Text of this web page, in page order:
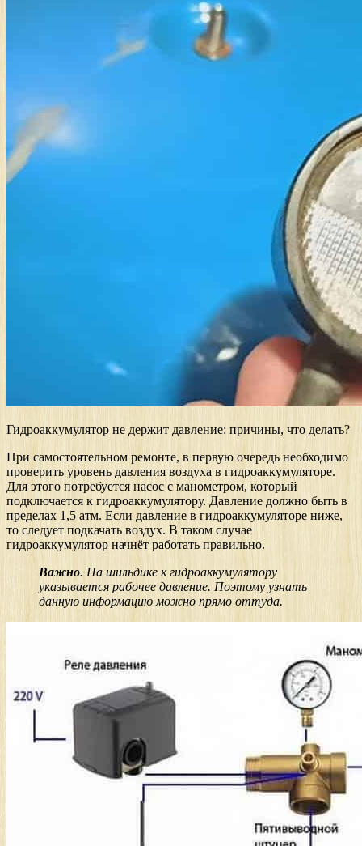
Гидроаккумулятор не держит давление: причины, что делать?
При самостоятельном ремонте, в первую очередь необходимо
проверить уровень давления воздуха в гидроаккумуляторе.
Для этого потребуется насос с манометром, который
подключается к гидроаккумулятору. Давление должно быть в
пределах 1,5 атм. Если давление в гидроаккумуляторе ниже,
то следует подкачать воздух. В таком случае
гидроаккумулятор начнёт работать правильно.
Важно. На шильдике к гидроаккумулятору
указывается рабочее давление. Поэтому узнать
данную информацию можно прямо оттуда.